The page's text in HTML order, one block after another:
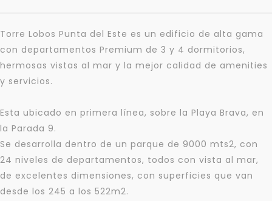
Torre Lobos Punta del Este es un edificio de alta gama
con departamentos Premium de 3 y 4 dormitorios,
hermosas vistas al mar y la mejor calidad de amenities
y servicios.
Esta ubicado en primera línea, sobre la Playa Brava, en
la Parada 9.
Se desarrolla dentro de un parque de 9000 mts2, con
24 niveles de departamentos, todos con vista al mar,
de excelentes dimensiones, con superficies que van
desde los 245 a los 522m2.